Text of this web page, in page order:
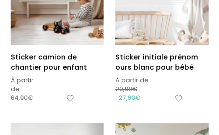
Sticker camion de
chantier pour enfant
À partir
de
64,90€
Sticker initiale prénom
ours blanc pour bébé
À partir de
29,90€
27,90€